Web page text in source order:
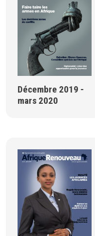
Décembre 2019 -
mars 2020